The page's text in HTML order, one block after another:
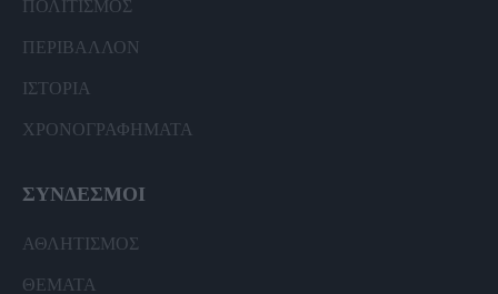
ΠΟΛΙΤΙΣΜΟΣ
ΠΕΡΙΒΑΛΛΟΝ
ΙΣΤΟΡΙΑ
ΧΡΟΝΟΓΡΑΦΗΜΑΤΑ
ΣΥΝΔΕΣΜΟΙ
ΑΘΛΗΤΙΣΜΟΣ
ΘΕΜΑΤΑ